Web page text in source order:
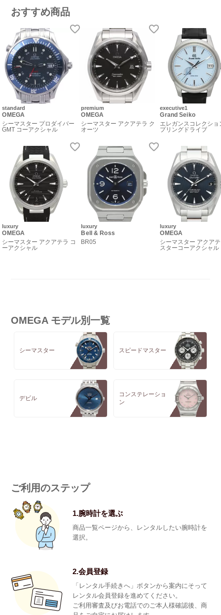
おすすめ商品
standard
OMEGA
シーマスター プロダイバー
GMT コーアクシャル
luxury
OMEGA
シーマスター アクアテラ コ
ーアクシャル
premium
OMEGA
シーマスター アクアテラ ク
オーツ
luxury
Bell & Ross
BR05
executive1
Grand Seiko
エレガンスコレクショ
プリングドライブ
luxury
OMEGA
シーマスター アクア
スターコーアクシャル
OMEGA モデル別一覧
シーマスター スピードマスター
デビル
コンステレーショ
ン
ご利用のステップ
1.腕時計を選ぶ
商品一覧ページから、レンタルしたい腕時計を
選択。
2.会員登録
「レンタル手続きへ」ボタンから案内にそって
レンタル会員登録を進めてください。
ご利用審査及びお電話でのご本人様確認後、商